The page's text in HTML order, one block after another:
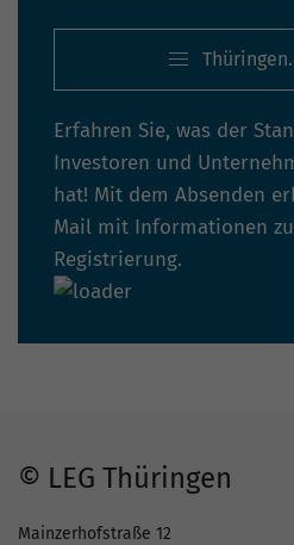
Erfahren Sie, was der
Investoren und
hat! Mit dem Absenden
Mail mit Informationen
Registrierung.
© LEG Thüringen
Mainzerhofstraße 12